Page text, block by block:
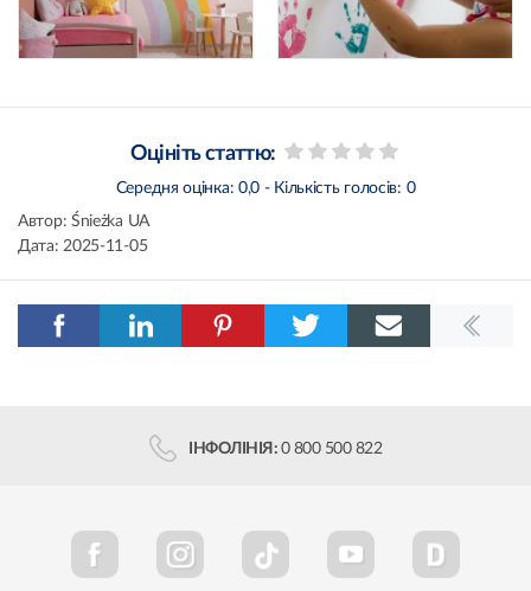
Оцініть статтю:
Середня оцінка: 0,0 - Кількість голосів: 0
Автор: Śnieżka UA
Дата: 2025-11-05
ІНФОЛІНІЯ: 0 800 500 822